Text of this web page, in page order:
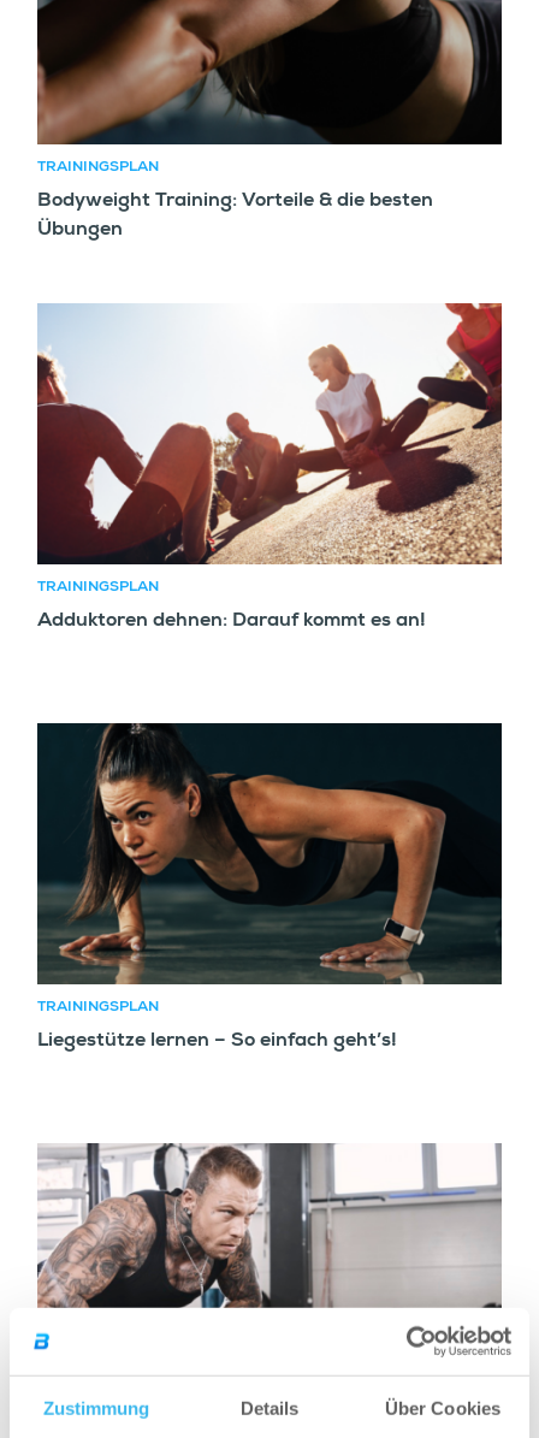
Zustimmung Details Über Cookies
TRAININGSPLAN
Bodyweight Training: Vorteile & die besten
Übungen
TRAININGSPLAN
Adduktoren dehnen: Darauf kommt es an!
TRAININGSPLAN
Liegestütze lernen – So einfach geht’s!